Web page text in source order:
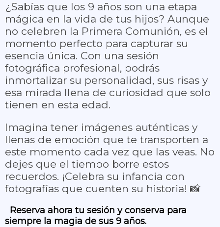
¿Sabías que los 9 años son una etapa
mágica en la vida de tus hijos? Aunque
no celebren la Primera Comunión, es el
momento perfecto para capturar su
esencia única. Con una sesión
fotográfica profesional, podrás
inmortalizar su personalidad, sus risas y
esa mirada llena de curiosidad que solo
tienen en esta edad.
Imagina tener imágenes auténticas y
llenas de emoción que te transporten a
este momento cada vez que las veas. No
dejes que el tiempo borre estos
recuerdos. ¡Celebra su infancia con
fotografías que cuenten su historia! 📸
Reserva ahora tu sesión y conserva para
siempre la magia de sus 9 años.